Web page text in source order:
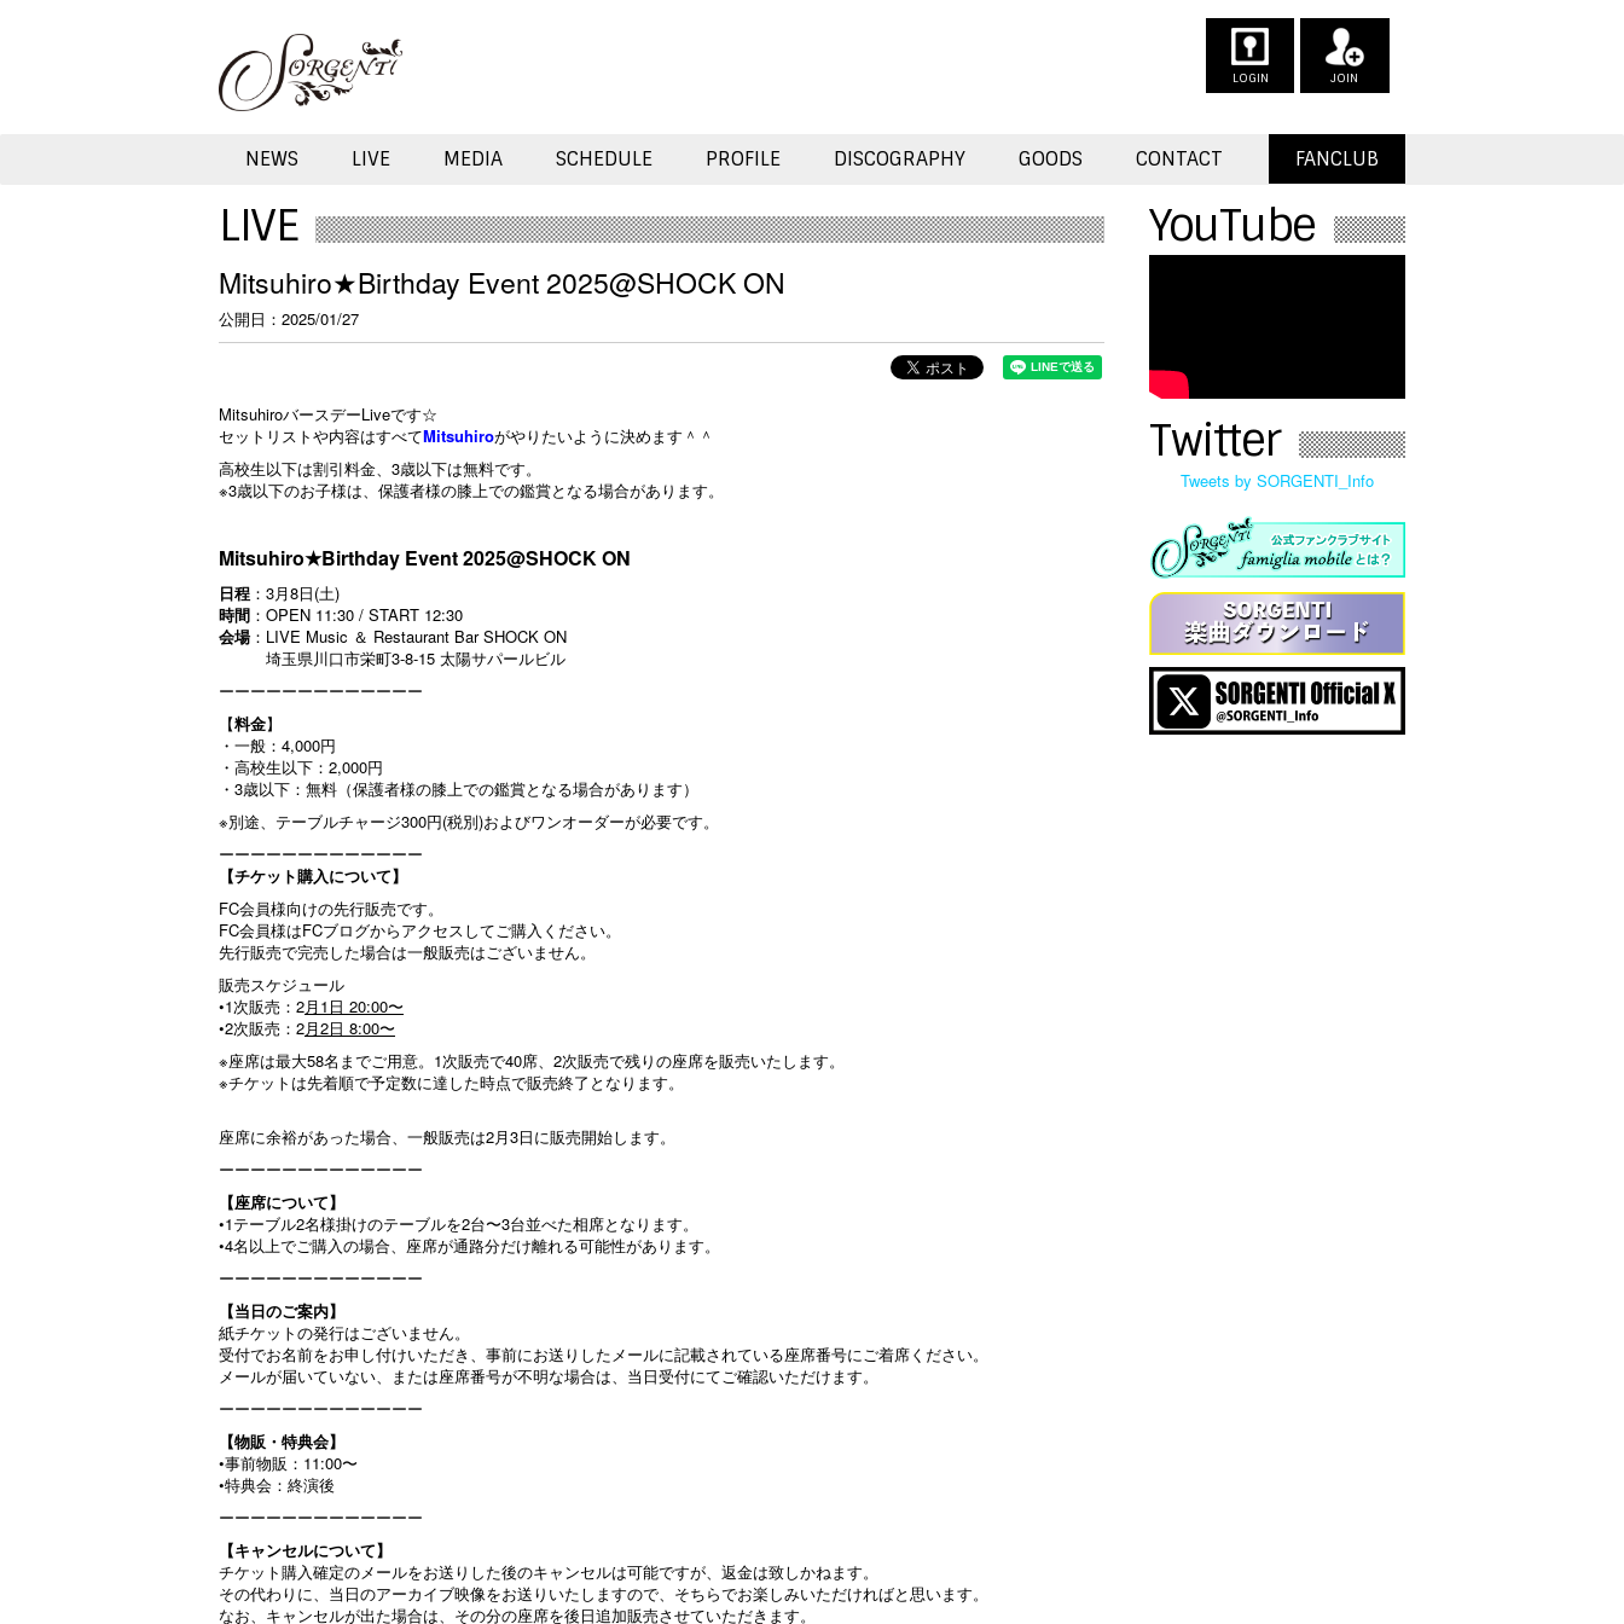
LOGIN JOIN
NEWS LIVE MEDIA SCHEDULE PROFILE DISCOGRAPHY GOODS CONTACT FANCLUB
LIVE
Mitsuhiro★Birthday Event 2025@SHOCK ON
公開日 2025/01/27
MitsuhiroバースデーLiveです☆
セットリストや内容はすべてMitsuhiroがやりたいように決めます＾＾
高校生以下は割引料金、3歳以下は無料です。
※3歳以下のお子様は、保護者様の膝上での鑑賞となる場合があります。
Mitsuhiro★Birthday Event 2025@SHOCK ON
日程 ：3月8日(土)
時間 ：OPEN 11:30 / START 12:30
会場：LIVE Music ＆ Restaurant Bar SHOCK ON
埼玉県川口市栄町3-8-15 太陽サパールビル
ーーーーーーーーーーーーー
【料金】
・一般：4,000円
・高校生以下：2,000円
・3歳以下：無料（保護者様の膝上での鑑賞となる場合があります）
※別途、テーブルチャージ300円(税別)およびワンオーダーが必要です。
ーーーーーーーーーーーーー
【チケット購入について】
FC会員様向けの先行販売です。
FC会員様はFCブログからアクセスしてご購入ください。
先行販売で完売した場合は一般販売はございません。
販売スケジュール
•1次販売：2月1日 20:00〜
•2次販売：2月2日 8:00〜
※座席は最大58名までご用意。1次販売で40席、2次販売で残りの座席を販売いたします。
※チケットは先着順で予定数に達した時点で販売終了となります。
座席に余裕があった場合、一般販売は2月3日に販売開始します。
ーーーーーーーーーーーーー
【座席について】
•1テーブル2名様掛けのテーブルを2台〜3台並べた相席となります。
•4名以上でご購入の場合、座席が通路分だけ離れる可能性があります。
ーーーーーーーーーーーーー
【当日のご案内】
紙チケットの発行はございません。
受付でお名前をお申し付けいただき、事前にお送りしたメールに記載されている座席番号にご着席ください。
メールが届いていない、または座席番号が不明な場合は、当日受付にてご確認いただけます。
ーーーーーーーーーーーーー
【物販・特典会】
•事前物販：11:00〜
•特典会：終演後
ーーーーーーーーーーーーー
【キャンセルについて】
チケット購入確定のメールをお送りした後のキャンセルは可能ですが、返金は致しかねます。
その代わりに、当日のアーカイブ映像をお送りいたしますので、そちらでお楽しみいただければと思います。
なお、キャンセルが出た場合は、その分の座席を後日追加販売させていただきます。
YouTube
Twitter
Tweets by SORGENTI_Info